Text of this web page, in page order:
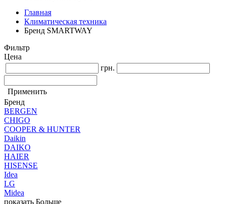
Главная
Климатическая техника
Бренд SMARTWAY
Фильтр
Цена
грн.
Применить
Бренд
BERGEN
CHIGO
COOPER & HUNTER
Daikin
DAIKO
HAIER
HISENSE
Idea
LG
Midea
показать Больше